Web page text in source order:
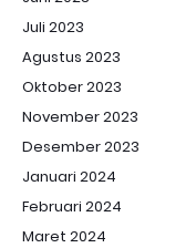
Juli 2023
Agustus 2023
Oktober 2023
November 2023
Desember 2023
Januari 2024
Februari 2024
Maret 2024